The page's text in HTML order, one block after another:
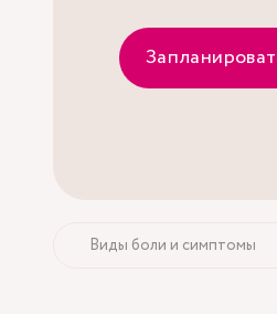
Виды боли и симптомы